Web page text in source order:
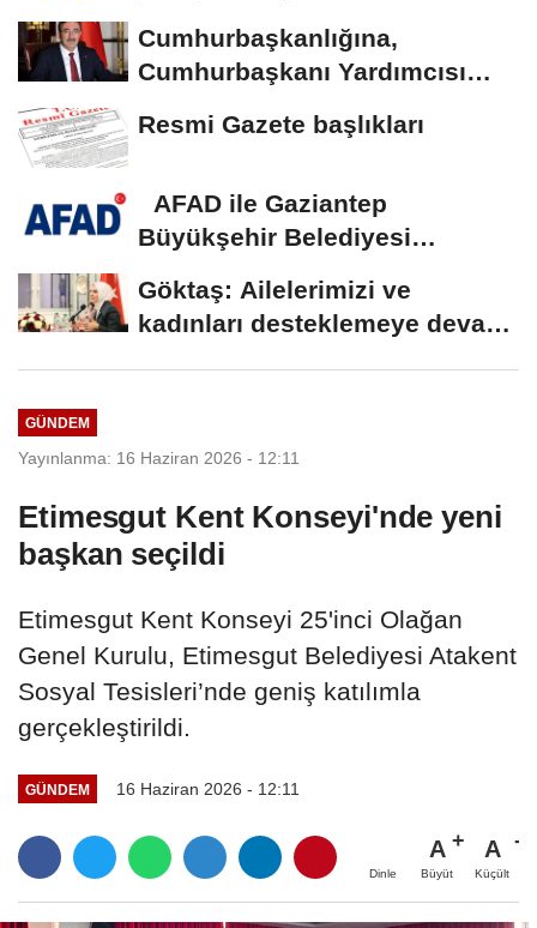
Cumhurbaşkanlığına,
Cumhurbaşkanı Yardımcısı
Resmi Gazete başlıkları
AFAD ile Gaziantep
Büyükşehir Belediyesi
Göktaş: Ailelerimizi ve
kadınları desteklemeye devam
GÜNDEM
Yayınlanma: 16 Haziran 2026 - 12:11
Etimesgut Kent Konseyi'nde yeni
başkan seçildi
Etimesgut Kent Konseyi 25'inci Olağan
Genel Kurulu, Etimesgut Belediyesi Atakent
Sosyal Tesisleri’nde geniş katılımla
gerçekleştirildi.
GÜNDEM 16 Haziran 2026 - 12:11
Dinle
A
Büyüt
A
Küçült